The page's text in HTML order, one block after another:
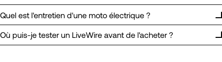
Quel est l'entretien d'une moto électrique ?
Où puis-je tester un LiveWire avant de l'acheter ?